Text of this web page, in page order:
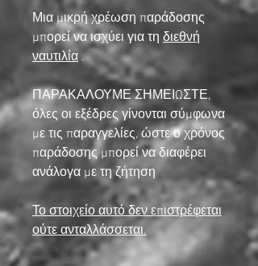
Μια μικρή χρέωση παράδοσης
μπορεί να ισχύει για τη διεθνή
ναυτιλία .
ΠΑΡΑΚΑΛΟΥΜΕ ΣΗΜΕΙΩΣΤΕ,
όλες οι εξέδρες γίνονται σύμφωνα
με τις παραγγελίες, ώστε ο χρόνος
παράδοσης μπορεί να διαφέρει
ανάλογα με τη ζήτηση
Το στοιχείο αυτό δεν επιστρέφεται
ούτε ανταλλάσσεται.